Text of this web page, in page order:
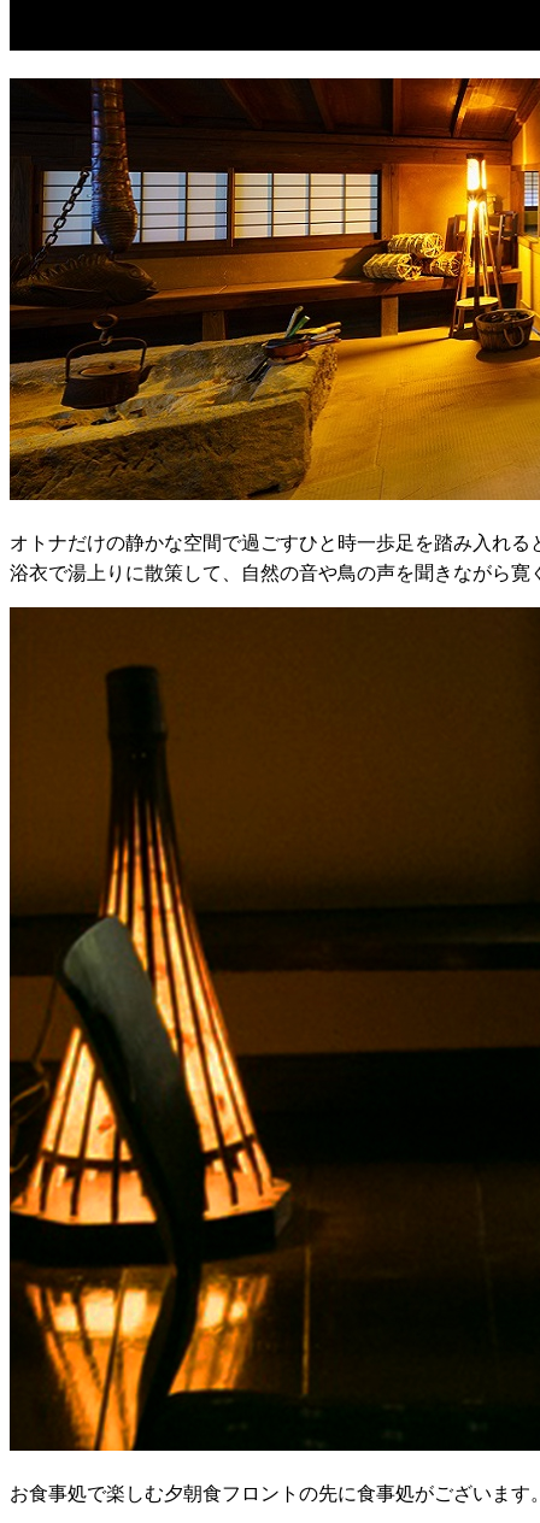
オトナだけの静かな空間で過ごすひと時一歩足を踏み入れる
浴衣で湯上りに散策して、自然の音や鳥の声を聞きながら寛
お食事処で楽しむ夕朝食フロントの先に食事処がございま